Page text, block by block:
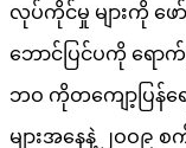
လုပ်ကိုင်မှု များကို ဖ
ဘောင်ပြင်ပကို ရော
ဘဝ ကိုတကျော့ပြန်
များအနေနဲ့ ၂ဝဝ၉